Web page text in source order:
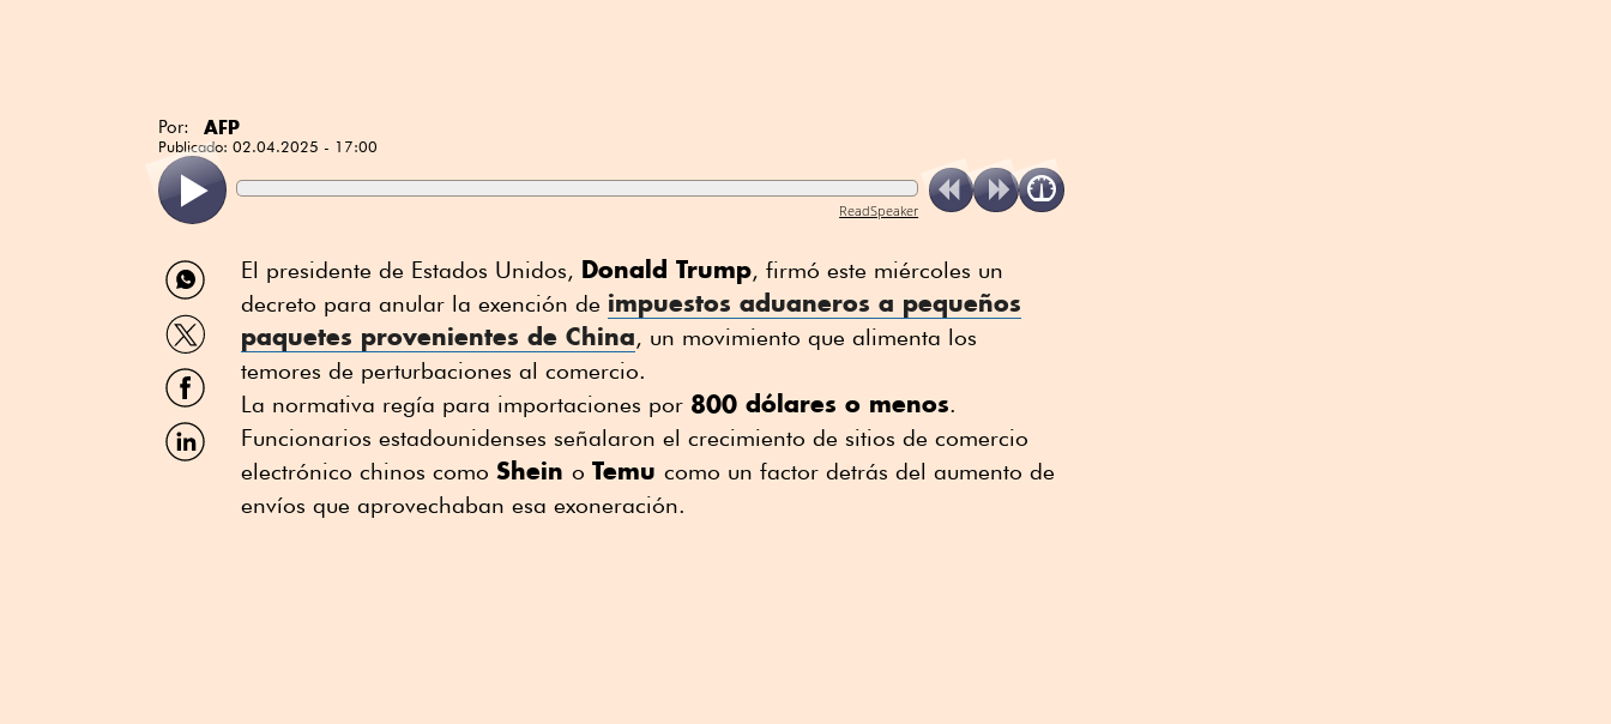
Por: AFP
Publicado: 02.04.2025 - 17:00
ReadSpeaker
Compartir
por
WhatsApp
Compartir
por
Twitter
Compartir
por
Facebook
Compartir
por
El presidente de Estados Unidos, Donald Trump, firmó este miércoles un
decreto para anular la exención de impuestos aduaneros a pequeños
paquetes provenientes de China, un movimiento que alimenta los
temores de perturbaciones al comercio.
La normativa regía para importaciones por 800 dólares o menos.
Funcionarios estadounidenses señalaron el crecimiento de sitios de comercio
electrónico chinos como Shein o Temu como un factor detrás del aumento de
envíos que aprovechaban esa exoneración.